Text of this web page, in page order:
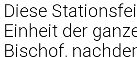
Diese
Einheit der
Bischof,